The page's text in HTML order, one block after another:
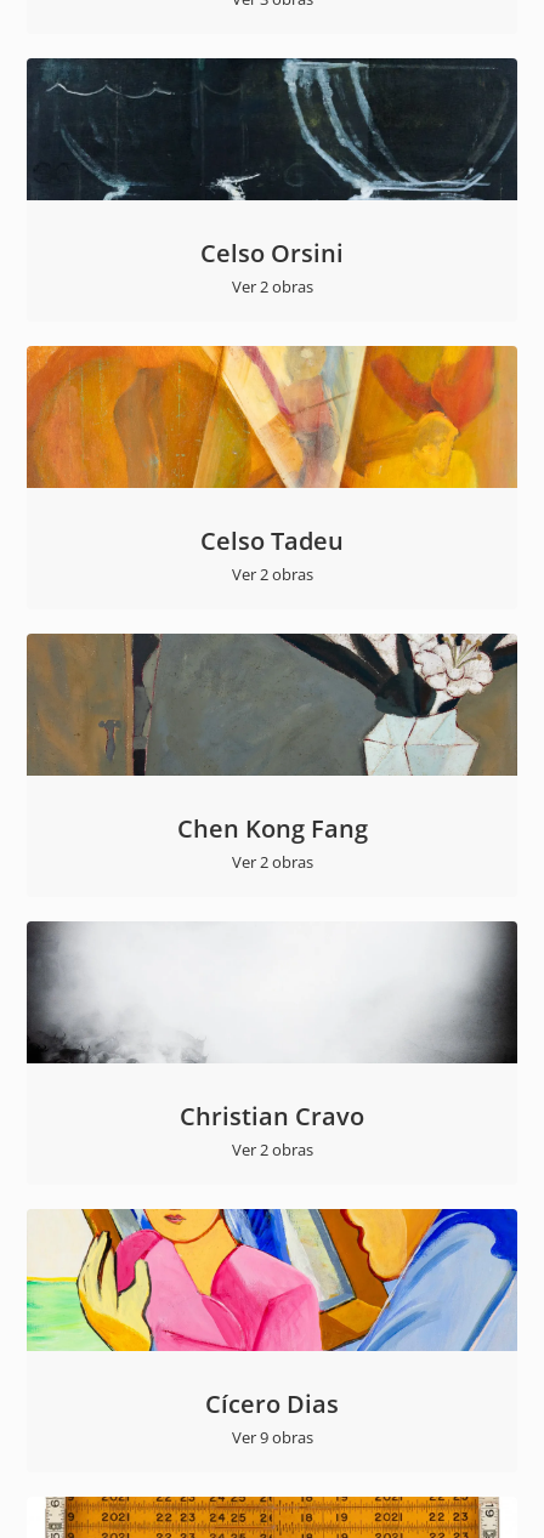
Celso Orsini
Ver 2 obras
Celso Tadeu
Ver 2 obras
Chen Kong Fang
Ver 2 obras
Christian Cravo
Ver 2 obras
Cícero Dias
Ver 9 obras